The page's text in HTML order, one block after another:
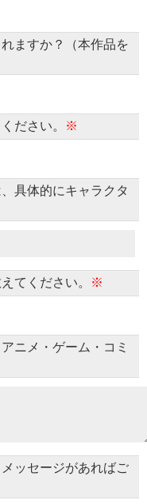
ますか？（本作品を
ださい。 ※
具体的にキャラクタ
てください。 ※
ニメ・ゲーム・コミ
ッセージがあればご